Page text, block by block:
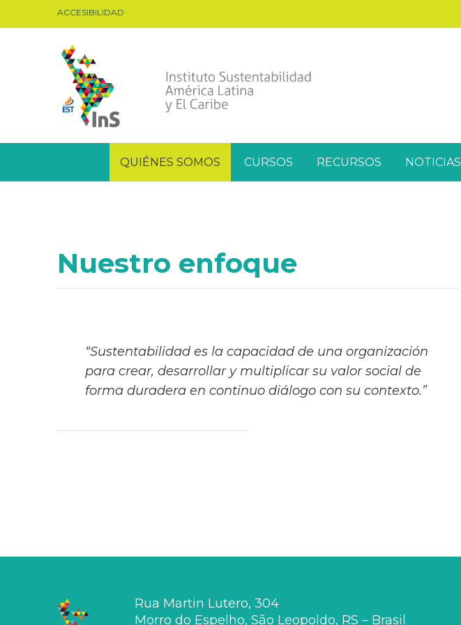
ACCESIBILIDAD
QUIÉNES SOMOS CURSOS RECURSOS NOTICIAS
Nuestro enfoque
“Sustentabilidad es la capacidad de una organización
para crear, desarrollar y multiplicar su valor social de
forma duradera en continuo diálogo con su contexto.”
Rua Martin Lutero, 304
Morro do Espelho, São Leopoldo, RS – Brasil